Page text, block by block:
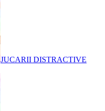
JUCARII DISTRACTIVE